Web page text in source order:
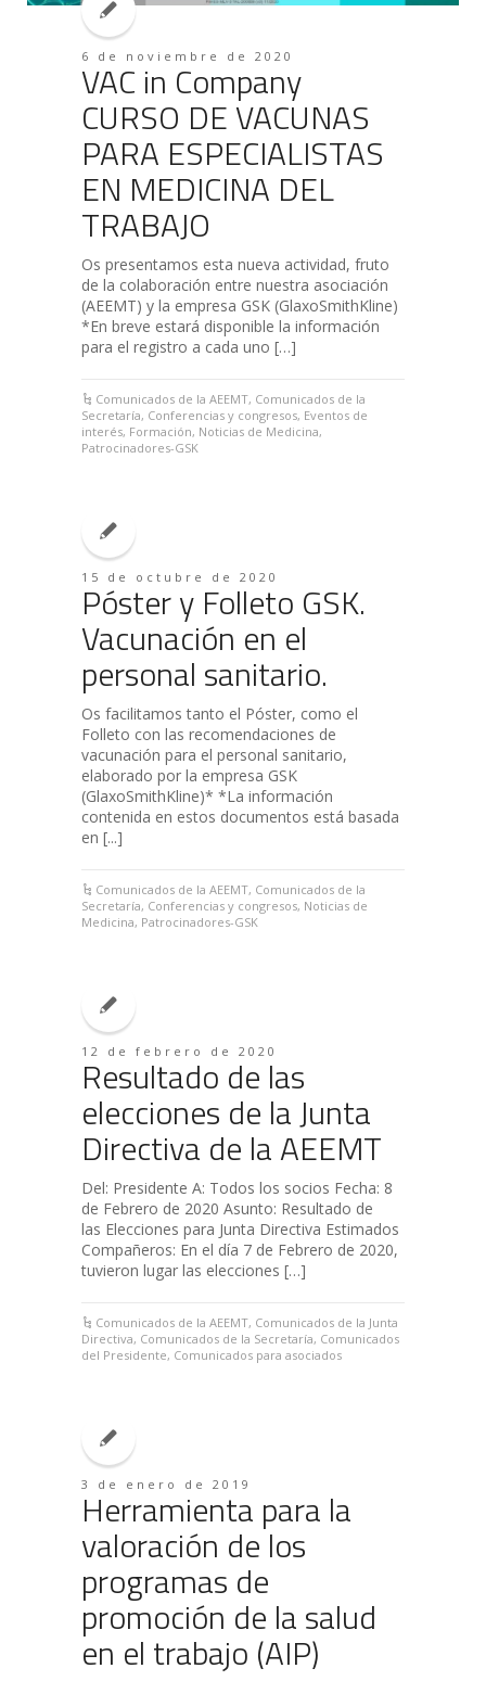
6 de noviembre de 2020
VAC in Company
CURSO DE VACUNAS
PARA ESPECIALISTAS
EN MEDICINA DEL
TRABAJO
Os presentamos esta nueva actividad, fruto
de la colaboración entre nuestra asociación
(AEEMT) y la empresa GSK (GlaxoSmithKline)
*En breve estará disponible la información
para el registro a cada uno […]
Comunicados de la AEEMT, Comunicados de la
Secretaría, Conferencias y congresos, Eventos de
interés, Formación, Noticias de Medicina,
Patrocinadores-GSK
15 de octubre de 2020
Póster y Folleto GSK.
Vacunación en el
personal sanitario.
Os facilitamos tanto el Póster, como el
Folleto con las recomendaciones de
vacunación para el personal sanitario,
elaborado por la empresa GSK
(GlaxoSmithKline)* *La información
contenida en estos documentos está basada
en [...]
Comunicados de la AEEMT, Comunicados de la
Secretaría, Conferencias y congresos, Noticias de
Medicina, Patrocinadores-GSK
12 de febrero de 2020
Resultado de las
elecciones de la Junta
Directiva de la AEEMT
Del: Presidente A: Todos los socios Fecha: 8
de Febrero de 2020 Asunto: Resultado de
las Elecciones para Junta Directiva Estimados
Compañeros: En el día 7 de Febrero de 2020,
tuvieron lugar las elecciones […]
Comunicados de la AEEMT, Comunicados de la Junta
Directiva, Comunicados de la Secretaría, Comunicados
del Presidente, Comunicados para asociados
3 de enero de 2019
Herramienta para la
valoración de los
programas de
promoción de la salud
en el trabajo (AIP)